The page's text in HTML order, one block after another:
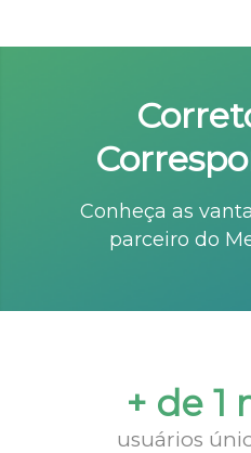
Conheça as
parceiro do
+ de 1
usuários